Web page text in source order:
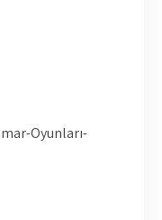
Oyunları-